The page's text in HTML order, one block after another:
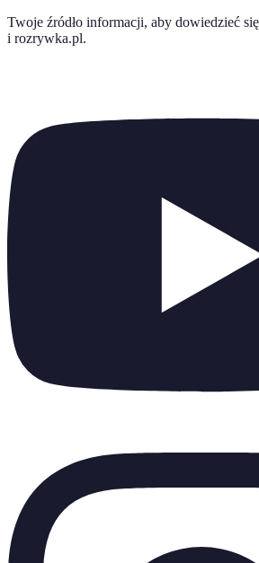
Twoje źródło informacji, aby dowiedzieć
i rozrywka.pl.